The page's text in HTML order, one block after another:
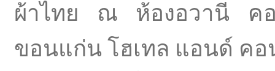
ผ้าไทย ณ ห้องอวานี คอ
ขอนแก่น โฮเทล แอนด์ คอ